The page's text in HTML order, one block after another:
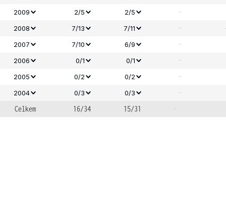
2009 2/5 2/5 -
2008 7/13 7/11 -
2007
7/10 6/9 -
2006 0/1 0/1 -
2005 0/2 0/2 -
2004 0/3 0/3
-
Celkem
16/34 15/31 -